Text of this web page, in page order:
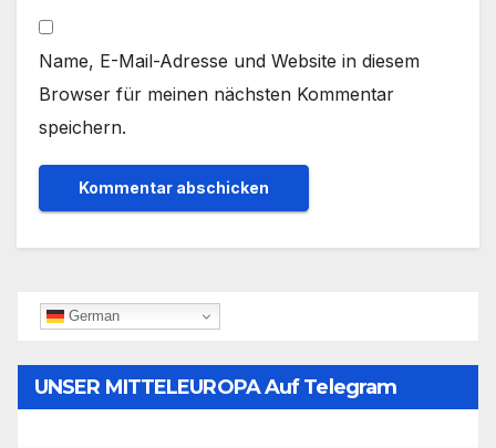
Name, E-Mail-Adresse und Website in diesem
Browser für meinen nächsten Kommentar
speichern.
German
UNSER MITTELEUROPA Auf Telegram